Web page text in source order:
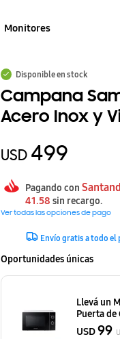
Monitores
Disponible en stock
Campana
Acero Inox y
USD 499
Pagando con
41.58 sin recargo.
Ver todas las opciones de pago
Envío gratis a todo el
Oportunidades únicas
Llevá un
Puerta de
USD99